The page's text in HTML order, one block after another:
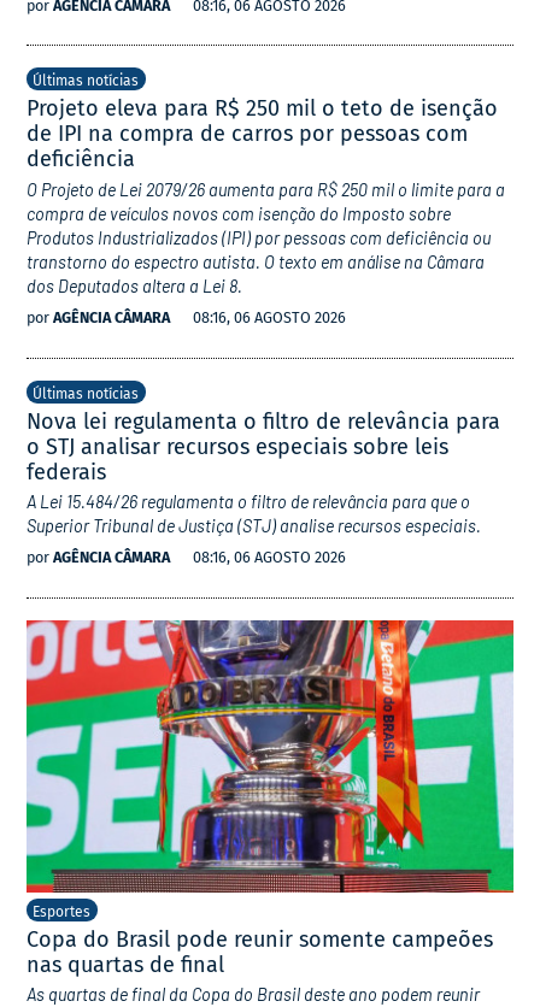
por AGÊNCIA CÂMARA 08:16, 06 AGOSTO 2026
Últimas notícias
Projeto eleva para R$ 250 mil o teto de isenção
de IPI na compra de carros por pessoas com
deficiência
O Projeto de Lei 2079/26 aumenta para R$ 250 mil o limite para a
compra de veículos novos com isenção do Imposto sobre
Produtos Industrializados (IPI) por pessoas com deficiência ou
transtorno do espectro autista. O texto em análise na Câmara
dos Deputados altera a Lei 8.
por AGÊNCIA CÂMARA 08:16, 06 AGOSTO 2026
Últimas notícias
Nova lei regulamenta o filtro de relevância para
o STJ analisar recursos especiais sobre leis
federais
A Lei 15.484/26 regulamenta o filtro de relevância para que o
Superior Tribunal de Justiça (STJ) analise recursos especiais.
por AGÊNCIA CÂMARA 08:16, 06 AGOSTO 2026
Esportes
Copa do Brasil pode reunir somente campeões
nas quartas de final
As quartas de final da Copa do Brasil deste ano podem reunir